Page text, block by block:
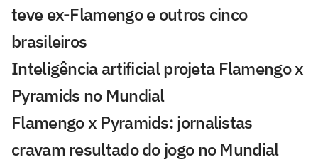
teve ex-Flamengo e outros cinco
brasileiros
Inteligência artificial projeta Flamengo x
Pyramids no Mundial
Flamengo x Pyramids: jornalistas
cravam resultado do jogo no Mundial